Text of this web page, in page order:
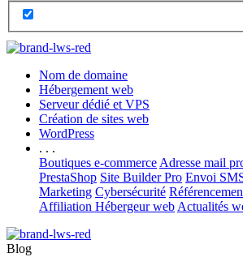
Nom de domaine
Hébergement web
Serveur dédié et VPS
Création de sites web
WordPress
. . .
Boutiques e-commerce Adresse mail
PrestaShop Site Builder Pro Envoi
Marketing Cybersécurité
Affiliation Hébergeur web Actualités
Blog